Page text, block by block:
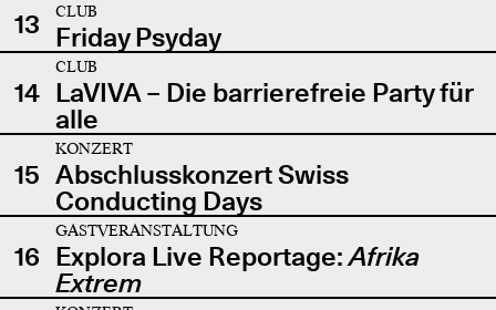
13
CLUB
Friday Psyday
14
CLUB
LaVIVA – Die barrierefreie Party für
alle
15
KONZERT
Abschlusskonzert Swiss
Conducting Days
16
GASTVERANSTALTUNG
Explora Live Reportage:Afrika
Extrem